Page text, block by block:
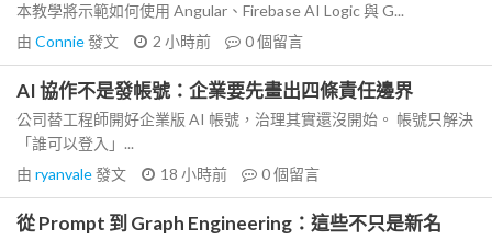
本教學將示範如何使用 Angular、Firebase AI Logic 與 G...
由 Connie發文 2 小時前 0個留言
AI 協作不是發帳號：企業要先畫出四條責任邊界
公司替工程師開好企業版 AI 帳號，治理其實還沒開始。 帳號只解決
「誰可以登入」...
由 ryanvale發文 18 小時前 0個留言
從 Prompt 到 Graph Engineering：這些不只是新名